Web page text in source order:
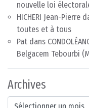
nouvelle loi
HICHERI Jean-Pierre
toutes et à tous
Pat dans
Belgacem Tebourbi
Archives
Archives